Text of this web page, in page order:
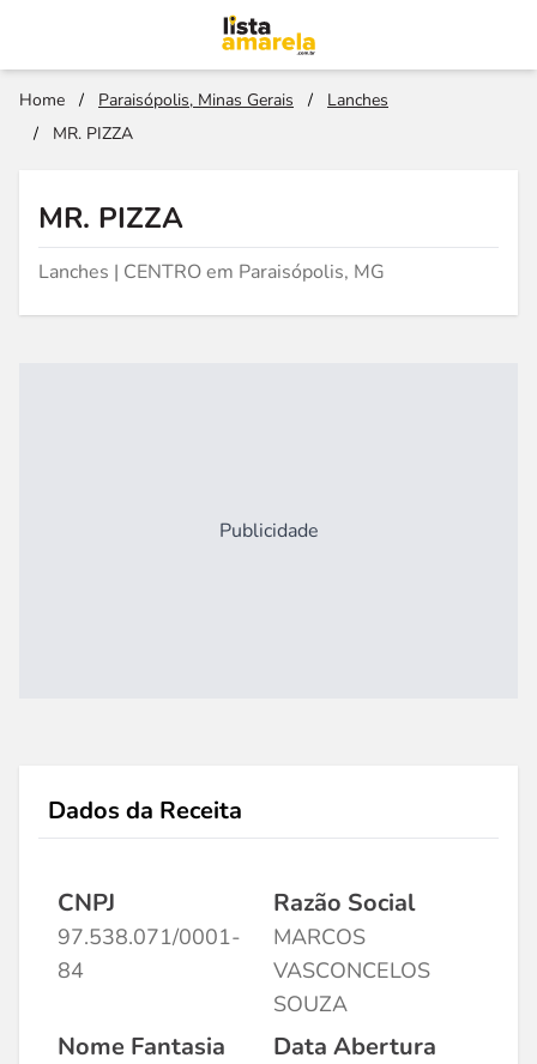
Home / Paraisópolis, Minas Gerais /
Lanches
/
MR. PIZZA
MR. PIZZA
Lanches | CENTRO em Paraisópolis, MG
Publicidade
Dados da Receita
CNPJ
97.538.071/0001-
84
Razão Social
MARCOS
VASCONCELOS
SOUZA
Nome Fantasia Data Abertura